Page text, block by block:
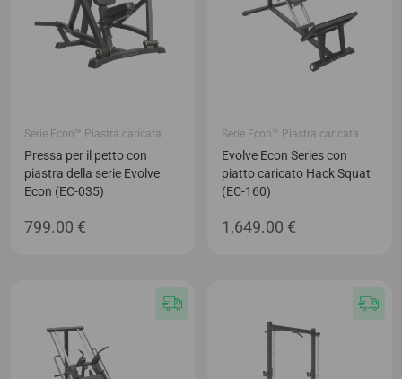
Serie Econ™ Piastra caricata
Pressa per il petto con
piastra della serie Evolve
Econ (EC-035)
799.00 €
Serie Econ™ Piastra caricata
Evolve Econ Series con
piatto caricato Hack Squat
(EC-160)
1,649.00 €